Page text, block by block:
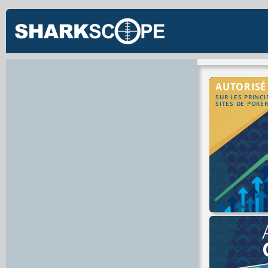
AUTORISÉ
SUR LES
SITES DE POKER